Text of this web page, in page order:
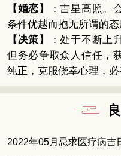
【婚恋】
：吉星高照。
条件优越而抱无所谓的态
【决策】
：处于不断上
但务必争取众人信任，
纯正，克服侥幸心理，必
2022年05月忌求医疗病吉